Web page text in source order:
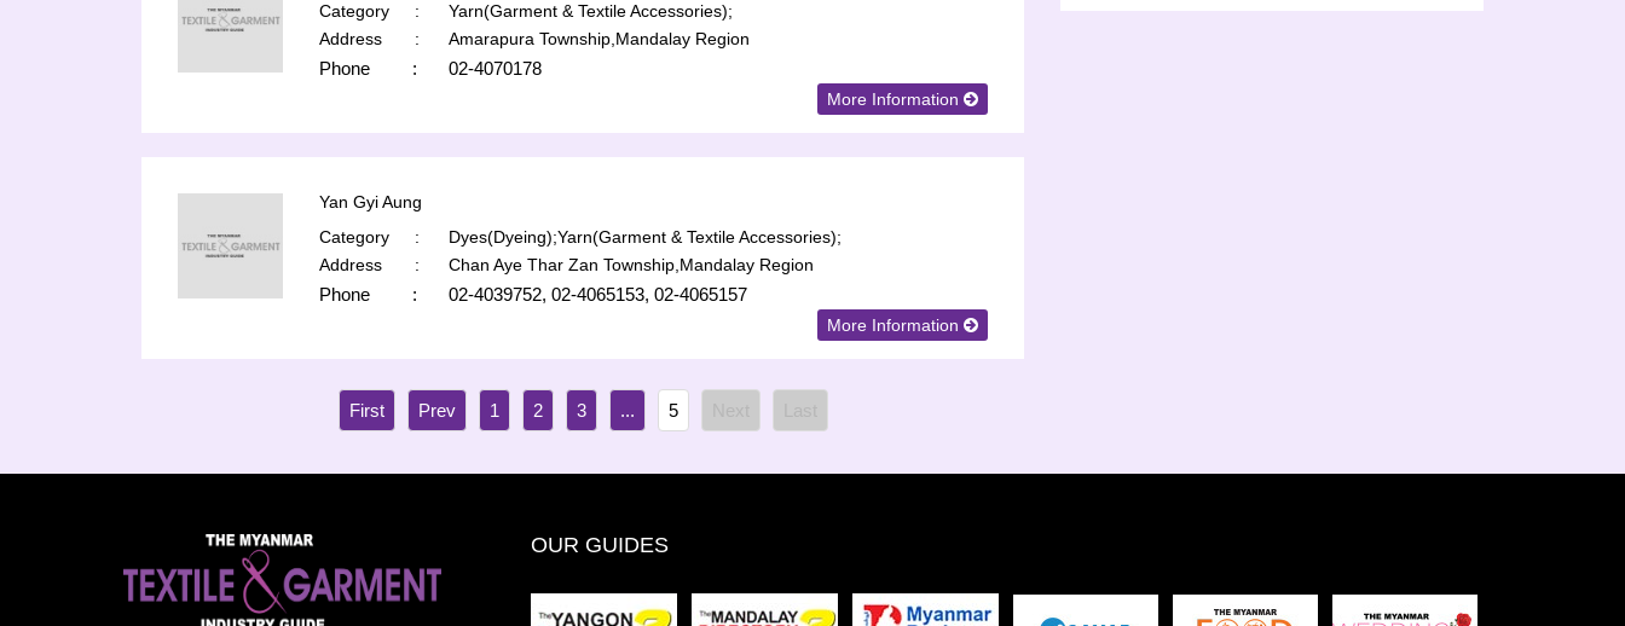
Category
:
Yarn(Garment & Textile Accessories);
Address
: Amarapura Township,Mandalay Region
Phone : 02-4070178
More Information
Yan Gyi Aung
Category
: Dyes(Dyeing);Yarn(Garment & Textile Accessories);
Address
: Chan Aye Thar Zan Township,Mandalay Region
Phone : 02-4039752, 02-4065153, 02-4065157
More Information
1 2 3 ... 5
OUR GUIDES